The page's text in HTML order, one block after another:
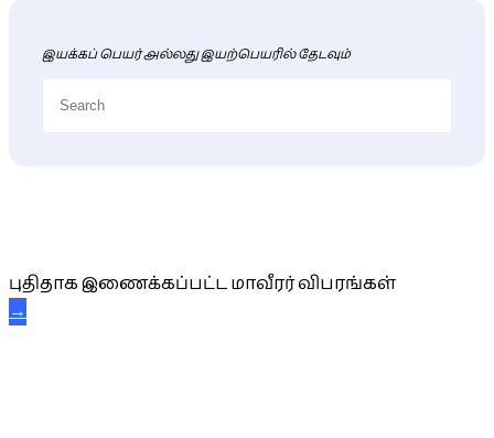
இயக்கப் பெயர் அல்லது இயற்பெயரில் தேடவும்
புதிதாக இணைக்கப்பட்ட மாவீரர் விபரங்கள்
→